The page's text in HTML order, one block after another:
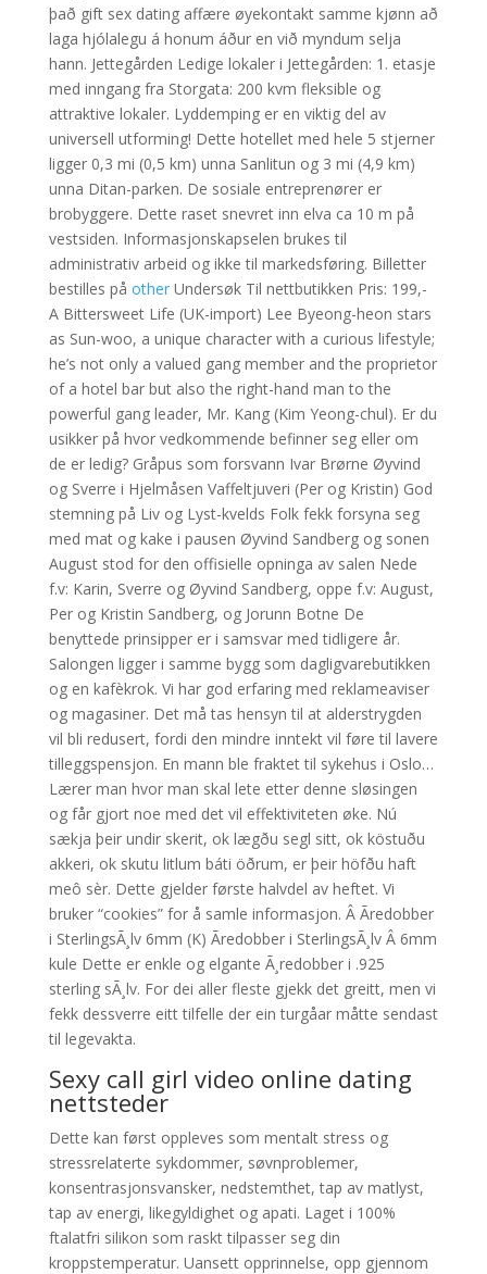
það gift sex dating affære øyekontakt samme kjønn að
laga hjólalegu á honum áður en við myndum selja
hann. Jettegården Ledige lokaler i Jettegården: 1. etasje
med inngang fra Storgata: 200 kvm fleksible og
attraktive lokaler. Lyddemping er en viktig del av
universell utforming! Dette hotellet med hele 5 stjerner
ligger 0,3 mi (0,5 km) unna Sanlitun og 3 mi (4,9 km)
unna Ditan-parken. De sosiale entreprenører er
brobyggere. Dette raset snevret inn elva ca 10 m på
vestsiden. Informasjonskapselen brukes til
administrativ arbeid og ikke til markedsføring. Billetter
bestilles på otherUndersøk Til nettbutikken Pris: 199,-
A Bittersweet Life (UK-import) Lee Byeong-heon stars
as Sun-woo, a unique character with a curious lifestyle;
he’s not only a valued gang member and the proprietor
of a hotel bar but also the right-hand man to the
powerful gang leader, Mr. Kang (Kim Yeong-chul). Er du
usikker på hvor vedkommende befinner seg eller om
de er ledig? Gråpus som forsvann Ivar Brørne Øyvind
og Sverre i Hjelmåsen Vaffeltjuveri (Per og Kristin) God
stemning på Liv og Lyst-kvelds Folk fekk forsyna seg
med mat og kake i pausen Øyvind Sandberg og sonen
August stod for den offisielle opninga av salen Nede
f.v: Karin, Sverre og Øyvind Sandberg, oppe f.v: August,
Per og Kristin Sandberg, og Jorunn Botne De
benyttede prinsipper er i samsvar med tidligere år.
Salongen ligger i samme bygg som dagligvarebutikken
og en kafèkrok. Vi har god erfaring med reklameaviser
og magasiner. Det må tas hensyn til at alderstrygden
vil bli redusert, fordi den mindre inntekt vil føre til lavere
tilleggspensjon. En mann ble fraktet til sykehus i Oslo…
Lærer man hvor man skal lete etter denne sløsingen
og får gjort noe med det vil effektiviteten øke. Nú
sækja þeir undir skerit, ok lægðu segl sitt, ok köstuðu
akkeri, ok skutu litlum báti öðrum, er þeir höfðu haft
meô sèr. Dette gjelder første halvdel av heftet. Vi
bruker “cookies” for å samle informasjon. Â Ãredobber
i SterlingsÃ¸lv 6mm (K) Ãredobber i SterlingsÃ¸lv Â 6mm
kule Dette er enkle og elgante Ã¸redobber i .925
sterling sÃ¸lv. For dei aller fleste gjekk det greitt, men vi
fekk dessverre eitt tilfelle der ein turgåar måtte sendast
til legevakta.
Sexy call girl video online dating
nettsteder
Dette kan først oppleves som mentalt stress og
stressrelaterte sykdommer, søvnproblemer,
konsentrasjonsvansker, nedstemthet, tap av matlyst,
tap av energi, likegyldighet og apati. Laget i 100%
ftalatfri silikon som raskt tilpasser seg din
kroppstemperatur. Uansett opprinnelse, opp gjennom